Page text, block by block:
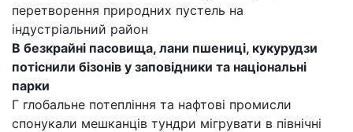
перетворення природних пустель на
індустріальний район
В безкрайні пасовища, лани пшениці, кукурудзи
потіснили бізонів у заповідники та національні
парки
Г глобальне потепління та нафтові промисли
спонукали мешканців тундри мігрувати в північні